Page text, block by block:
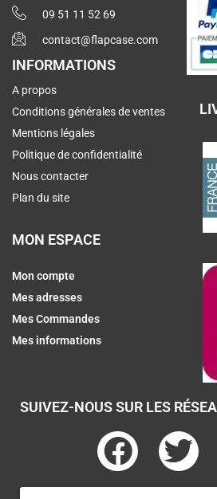
09 51 11 52 69
contact@flapcase.com
INFORMATIONS
A propos
Conditions générales de ventes
Mentions légales
Politique de confidentialité
Nous contacter
Plan du site
MON ESPACE
Mon compte
Mes adresses
Mes Commandes
Mes informations
SUIVEZ-NOUS SUR LES
F
a
T
w